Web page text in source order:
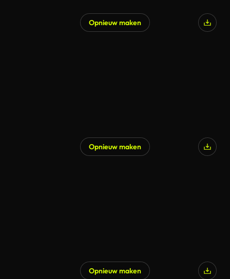
Opnieuw maken
Opnieuw maken
Opnieuw maken